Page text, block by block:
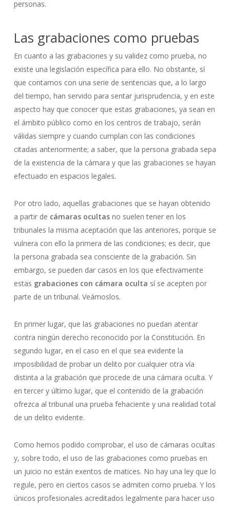
personas.
Las grabaciones como pruebas
En cuanto a las grabaciones y su validez como prueba, no
existe una legislación específica para ello. No obstante, sí
que contamos con una serie de sentencias que, a lo largo
del tiempo, han servido para sentar jurisprudencia, y en este
aspecto hay que conocer que estas grabaciones, ya sean en
el ámbito público como en los centros de trabajo, serán
válidas siempre y cuando cumplan con las condiciones
citadas anteriormente; a saber, que la persona grabada sepa
de la existencia de la cámara y que las grabaciones se hayan
efectuado en espacios legales.
Por otro lado, aquellas grabaciones que se hayan obtenido
a partir de cámaras ocultasno suelen tener en los
tribunales la misma aceptación que las anteriores, porque se
vulnera con ello la primera de las condiciones; es decir, que
la persona grabada sea consciente de la grabación. Sin
embargo, se pueden dar casos en los que efectivamente
estas grabaciones con cámara oculta sí se acepten por
parte de un tribunal. Veámoslos.
En primer lugar, que las grabaciones no puedan atentar
contra ningún derecho reconocido por la Constitución. En
segundo lugar, en el caso en el que sea evidente la
imposibilidad de probar un delito por cualquier otra vía
distinta a la grabación que procede de una cámara oculta. Y
en tercer y último lugar, que el contenido de la grabación
ofrezca al tribunal una prueba fehaciente y una realidad total
de un delito evidente.
Como hemos podido comprobar, el uso de cámaras ocultas
y, sobre todo, el uso de las grabaciones como pruebas en
un juicio no están exentos de matices. No hay una ley que lo
regule, pero en ciertos casos se admiten como prueba. Y los
únicos profesionales acreditados legalmente para hacer uso